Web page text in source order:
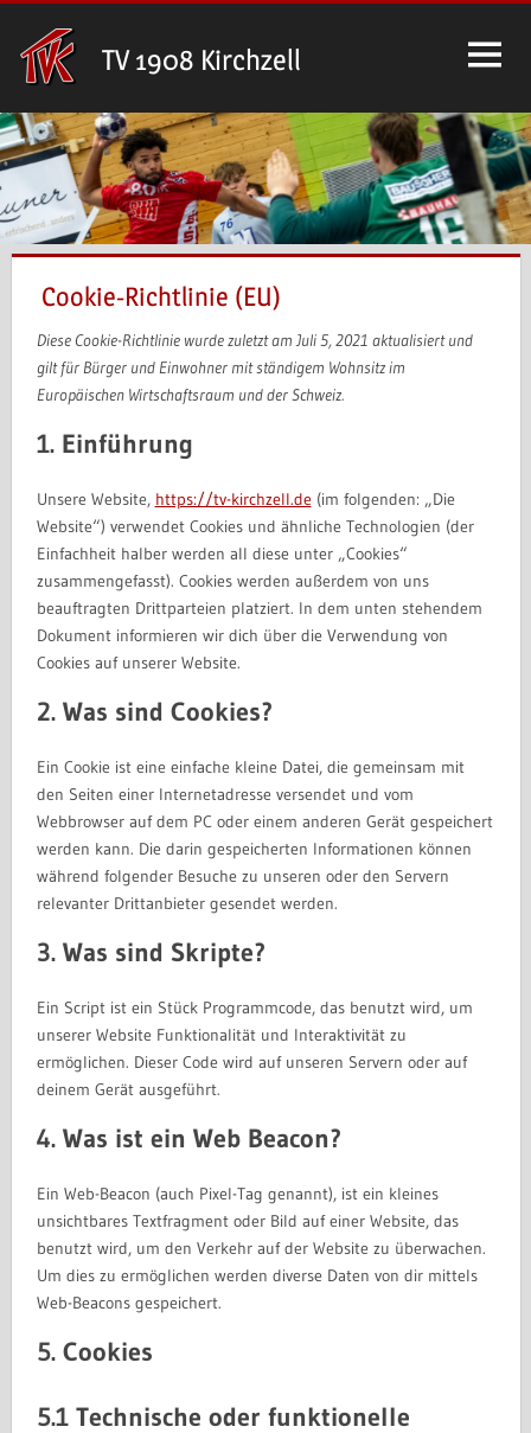
Inhalt
springen
TV 1908 Kirchzell
Cookie-Richtlinie (EU)
Diese Cookie-Richtlinie wurde zuletzt am Juli 5, 2021 aktualisiert und
gilt für Bürger und Einwohner mit ständigem Wohnsitz im
Europäischen Wirtschaftsraum und der Schweiz.
1. Einführung
Unsere Website, https://tv-kirchzell.de(im folgenden: „Die
Website“) verwendet Cookies und ähnliche Technologien (der
Einfachheit halber werden all diese unter „Cookies“
zusammengefasst). Cookies werden außerdem von uns
beauftragten Drittparteien platziert. In dem unten stehendem
Dokument informieren wir dich über die Verwendung von
Cookies auf unserer Website.
2. Was sind Cookies?
Ein Cookie ist eine einfache kleine Datei, die gemeinsam mit
den Seiten einer Internetadresse versendet und vom
Webbrowser auf dem PC oder einem anderen Gerät gespeichert
werden kann. Die darin gespeicherten Informationen können
während folgender Besuche zu unseren oder den Servern
relevanter Drittanbieter gesendet werden.
3. Was sind Skripte?
Ein Script ist ein Stück Programmcode, das benutzt wird, um
unserer Website Funktionalität und Interaktivität zu
ermöglichen. Dieser Code wird auf unseren Servern oder auf
deinem Gerät ausgeführt.
4. Was ist ein Web Beacon?
Ein Web-Beacon (auch Pixel-Tag genannt), ist ein kleines
unsichtbares Textfragment oder Bild auf einer Website, das
benutzt wird, um den Verkehr auf der Website zu überwachen.
Um dies zu ermöglichen werden diverse Daten von dir mittels
Web-Beacons gespeichert.
5. Cookies
5.1 Technische oder funktionelle